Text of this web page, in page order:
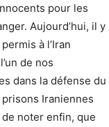
pour les
Aujourd’hui, il y
à l’Iran
de nos
dans la défense du
prisons Iraniennes
noter enfin, que